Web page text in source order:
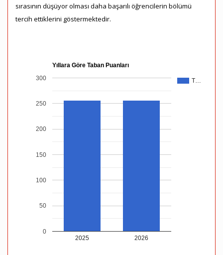
sırasının düşüyor olması daha başarılı öğrencilerin bölümü
tercih ettiklerini göstermektedir.
Yıllara Göre Taban Puanları
T…
2025 2026
0
50
100
150
200
250
300